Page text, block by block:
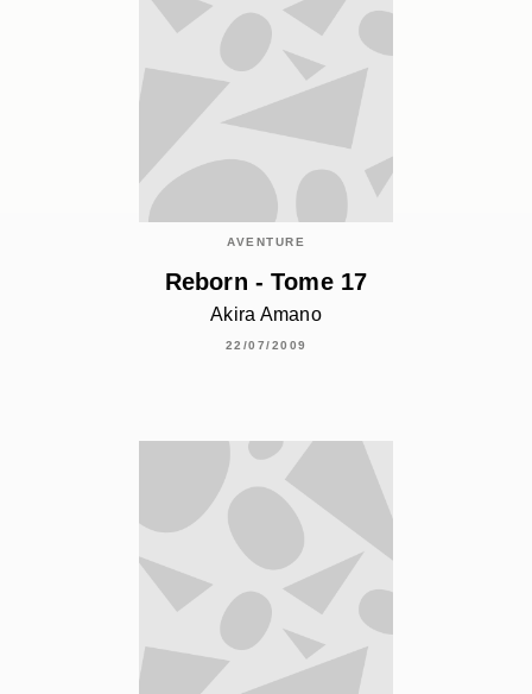
AVENTURE
Reborn - Tome 17
Akira Amano
22/07/2009